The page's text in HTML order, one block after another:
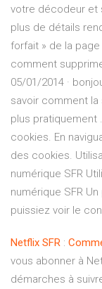
votre décodeur et
plus de détails
forfait » de la
comment
05/01/2014 ·
savoir comment
plus pratiquement
cookies. En
des cookies.
numérique SFR
numérique SFR
puissiez voir le
Netflix SFR :
vous abonner à
démarches à